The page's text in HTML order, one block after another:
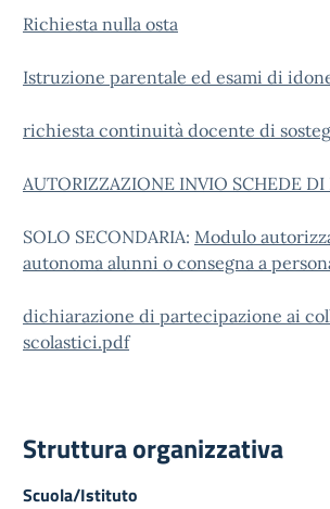
Richiesta nulla osta
Istruzione parentale ed esami di
richiesta continuità docente di
AUTORIZZAZIONE INVIO SCHEDE
SOLO SECONDARIA: Modulo
autonoma alunni o consegna a
dichiarazione di partecipazione ai
scolastici.pdf
Struttura organizzativa
Scuola/Istituto